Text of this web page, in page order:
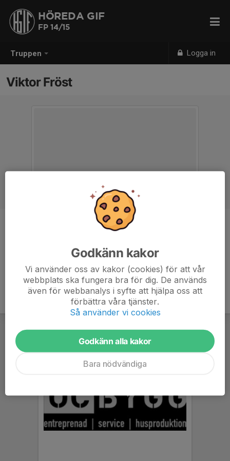
Truppen Logga in
HÖREDA GIF
FP 14/15
Viktor Fröst
Tränare
Godkänn kakor
Vi använder oss av kakor (cookies) för att vår
webbplats ska fungera bra för dig. De används
även för webbanalys i syfte att hjälpa oss att
förbättra våra tjänster.
Så använder vi cookies
Godkänn alla kakor
Bara nödvändiga